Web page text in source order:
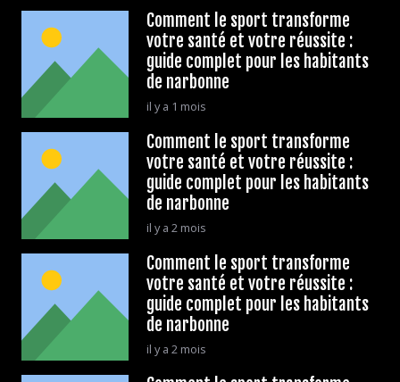
Comment le sport transforme
votre santé et votre réussite :
guide complet pour les habitants
de narbonne
il y a 1 mois
Comment le sport transforme
votre santé et votre réussite :
guide complet pour les habitants
de narbonne
il y a 2 mois
Comment le sport transforme
votre santé et votre réussite :
guide complet pour les habitants
de narbonne
il y a 2 mois